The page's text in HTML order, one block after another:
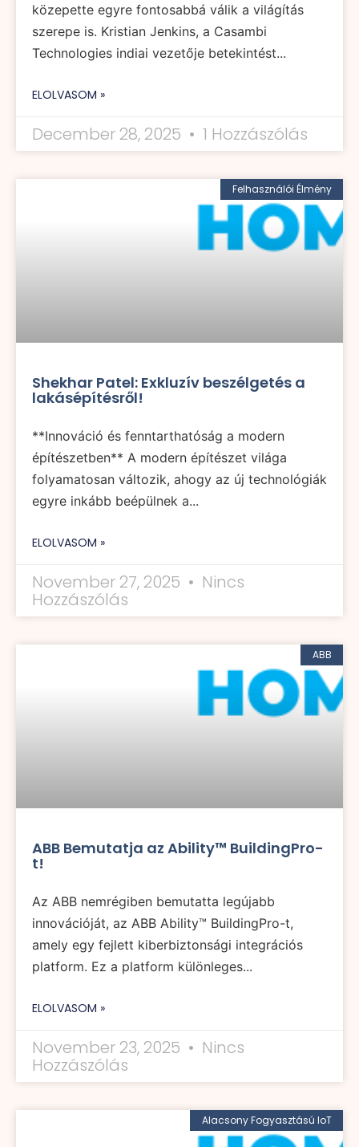
közepette egyre fontosabbá válik a világítás
szerepe is. Kristian Jenkins, a Casambi
Technologies indiai vezetője betekintést...
ELOLVASOM »
December 28, 2025 1 Hozzászólás
Felhasználói Élmény
Shekhar Patel: Exkluzív beszélgetés a
lakásépítésről!
**Innováció és fenntarthatóság a modern
építészetben** A modern építészet világa
folyamatosan változik, ahogy az új technológiák
egyre inkább beépülnek a...
ELOLVASOM »
November 27, 2025 Nincs
Hozzászólás
ABB
ABB Bemutatja az Ability™ BuildingPro-
t!
Az ABB nemrégiben bemutatta legújabb
innovációját, az ABB Ability™ BuildingPro-t,
amely egy fejlett kiberbiztonsági integrációs
platform. Ez a platform különleges...
ELOLVASOM »
November 23, 2025 Nincs
Hozzászólás
Alacsony Fogyasztású IoT